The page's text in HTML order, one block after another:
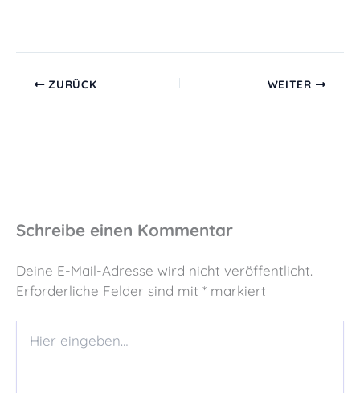
ZURÜCK WEITER
Schreibe einen Kommentar
Deine E-Mail-Adresse wird nicht veröffentlicht.
Erforderliche Felder sind mit * markiert
eingeben…